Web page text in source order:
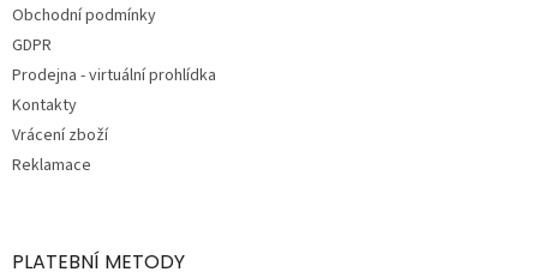
Obchodní podmínky
GDPR
Prodejna - virtuální prohlídka
Kontakty
Vrácení zboží
Reklamace
PLATEBNÍ METODY